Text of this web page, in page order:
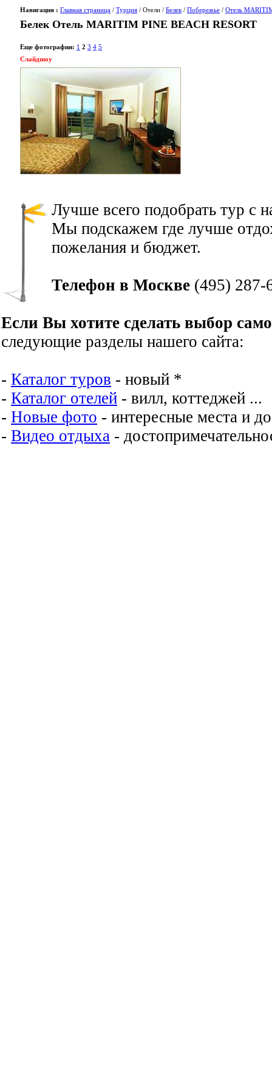
Навигация : Главная страница / Турция / Отели / Белек / Побережье / Отель
Белек Отель MARITIM PINE BEACH RESORT
Еще фотографии: 1 2 3 4 5
Слайдшоу
Лучше всего подобрать тур с
Мы подскажем где лучше
пожелания и бюджет.
Телефон в Москве (495) 287-
Если Вы хотите сделать выбор
следующие разделы нашего сайта:
- Каталог туров - новый *
- Каталог отелей - вилл, коттеджей ...
- Новые фото - интересные места и
- Видео отдыха -